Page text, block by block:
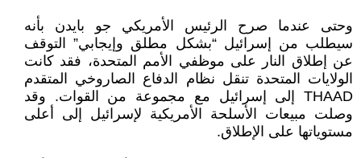
وحتى عندما صرح الرئيس الأمريكي جو بايدن بأنه
سيطلب من إسرائيل “بشكل مطلق وإيجابي” التوقف
عن إطلاق النار على موظفي الأمم المتحدة، فقد كانت
الولايات المتحدة تنقل نظام الدفاع الصاروخي المتقدم
THAAD إلى إسرائيل مع مجموعة من القوات. وقد
وصلت مبيعات الأسلحة الأمريكية لإسرائيل إلى أعلى
مستوياتها على الإطلاق.